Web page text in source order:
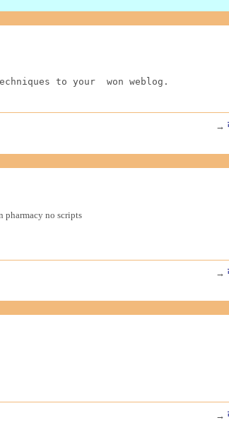
to your  won weblog.
→
pharmacy no scripts
→
→